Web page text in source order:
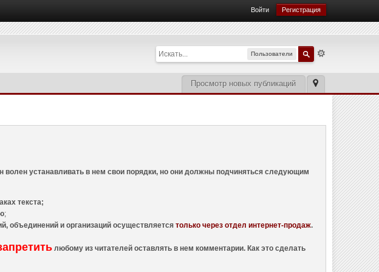
Войти Регистрация
Пользователи
Просмотр новых публикаций
волен устанавливать в нем свои порядки, но они должны подчиняться следующим
текста;
;
объединений и организаций осуществляетсятолько через отдел интернет-продаж.
любому из читателей оставлять в нем комментарии. Как это сделать